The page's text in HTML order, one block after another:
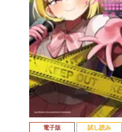
電子版 試し読み